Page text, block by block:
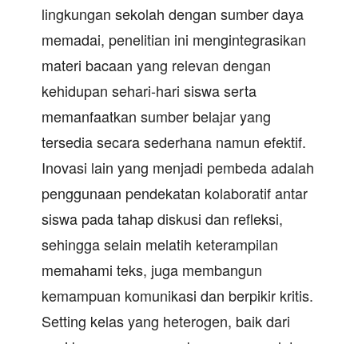
lingkungan sekolah dengan sumber daya
memadai, penelitian ini mengintegrasikan
materi bacaan yang relevan dengan
kehidupan sehari-hari siswa serta
memanfaatkan sumber belajar yang
tersedia secara sederhana namun efektif.
Inovasi lain yang menjadi pembeda adalah
penggunaan pendekatan kolaboratif antar
siswa pada tahap diskusi dan refleksi,
sehingga selain melatih keterampilan
memahami teks, juga membangun
kemampuan komunikasi dan berpikir kritis.
Setting kelas yang heterogen, baik dari